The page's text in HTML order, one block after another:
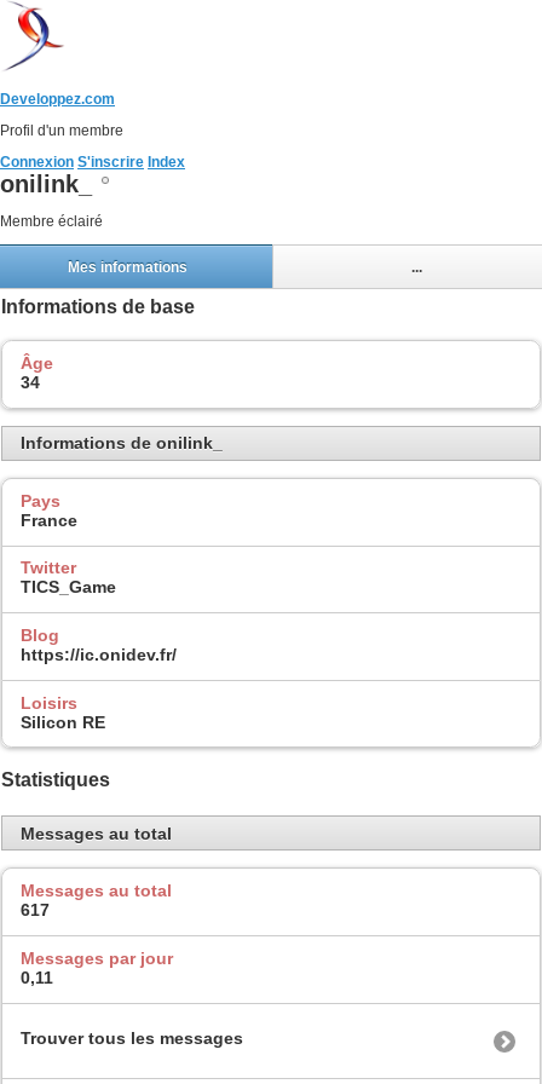
Developpez.com
Profil d'un membre
Connexion S'inscrire Index
onilink_
Membre éclairé
Mes informations ...
Informations de base
Âge
34
Informations de onilink_
Pays
France
Twitter
TICS_Game
Blog
https://ic.onidev.fr/
Loisirs
Silicon RE
Statistiques
Messages au total
Messages au total
617
Messages par jour
0,11
Trouver tous les messages